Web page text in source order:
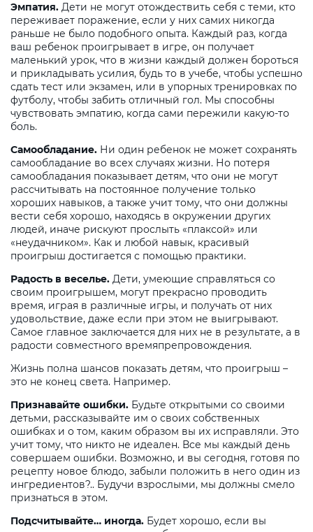
Эмпатия. Дети не могут отождествить себя с теми, кто
переживает поражение, если у них самих никогда
раньше не было подобного опыта. Каждый раз, когда
ваш ребенок проигрывает в игре, он получает
маленький урок, что в жизни каждый должен бороться
и прикладывать усилия, будь то в учебе, чтобы успешно
сдать тест или экзамен, или в упорных тренировках по
футболу, чтобы забить отличный гол. Мы способны
чувствовать эмпатию, когда сами пережили какую-то
боль.
Самообладание. Ни один ребенок не может сохранять
самообладание во всех случаях жизни. Но потеря
самообладания показывает детям, что они не могут
рассчитывать на постоянное получение только
хороших навыков, а также учит тому, что они должны
вести себя хорошо, находясь в окружении других
людей, иначе рискуют прослыть «плаксой» или
«неудачником». Как и любой навык, красивый
проигрыш достигается с помощью практики.
Радость в веселье. Дети, умеющие справляться со
своим проигрышем, могут прекрасно проводить
время, играя в различные игры, и получать от них
удовольствие, даже если при этом не выигрывают.
Самое главное заключается для них не в результате, а в
радости совместного времяпрепровождения.
Жизнь полна шансов показать детям, что проигрыш –
это не конец света. Например.
Признавайте ошибки. Будьте открытыми со своими
детьми, рассказывайте им о своих собственных
ошибках и о том, каким образом вы их исправляли. Это
учит тому, что никто не идеален. Все мы каждый день
совершаем ошибки. Возможно, и вы сегодня, готовя по
рецепту новое блюдо, забыли положить в него один из
ингредиентов?.. Будучи взрослыми, мы должны смело
признаться в этом.
Подсчитывайте… иногда. Будет хорошо, если вы